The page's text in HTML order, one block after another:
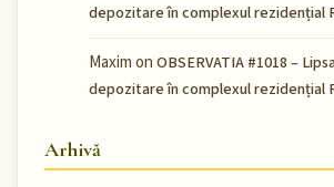
depozitare în complexul rezidențial
Maximon OBSERVATIA #1018 –
depozitare în complexul rezidențial
Arhivă